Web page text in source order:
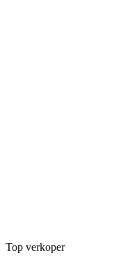
Top verkoper